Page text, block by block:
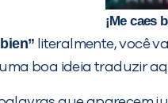
¡Me caes
literalmente, você
boa ideia traduzir